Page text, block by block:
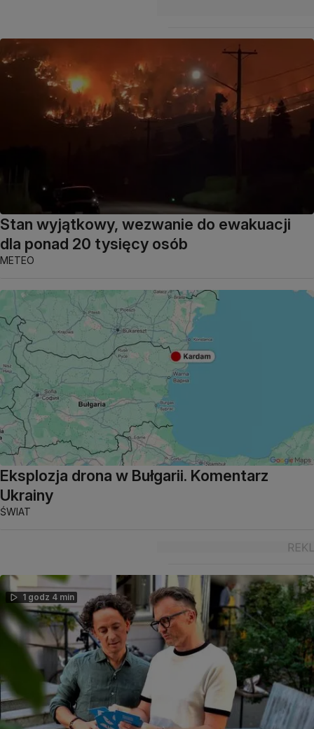
Stan wyjątkowy, wezwanie do ewakuacji
dla ponad 20 tysięcy osób
METEO
Eksplozja drona w Bułgarii. Komentarz
Ukrainy
ŚWIAT
1 godz 4 min